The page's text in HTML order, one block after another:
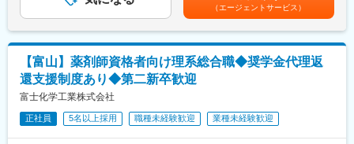
に市内最大級のショッピングモールがある中心地に工場がありま
す。
・単身者用のアパートも多数あり生活しやすいエリアです。
■モデル年収：
23歳メンバー 年収約308万円 独身
30歳主任 年収約405万円（子供1人）
35歳係長 年収約500万円（子供2人）
※残業代は別途支給
※製剤・充填・包装などの工程の中から、ご本人の適性や習熟状況
徐々に医薬品に関する知識を身に着けていただきます。
■未経験でも安心の教育体制
現在活躍している社員の中にも、異業種・異職種から転職したメ
ンバーが多数在籍しています。
入社後は、
・医薬品に関する基礎知識
（エージェントサービス）
【富山】薬剤師資格者向け理系総合職◆奨学金代理返
還支援制度あり◆第二新卒歓迎
富士化学工業株式会社
正社員 5名以上採用 職種未経験歓迎 業種未経験歓迎